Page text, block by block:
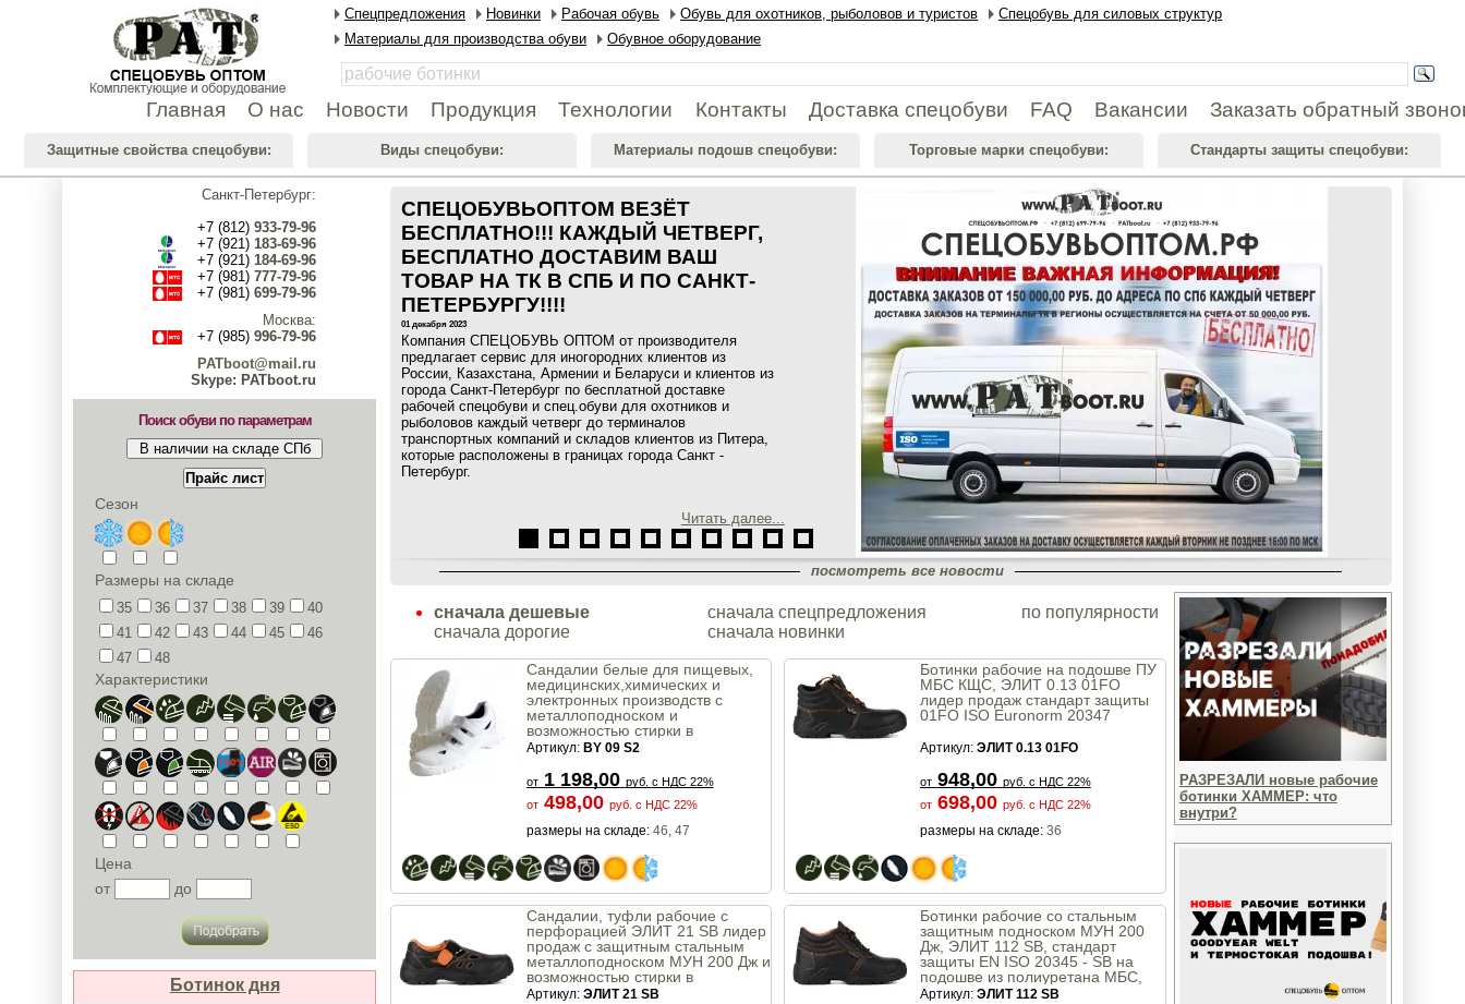
Санкт-Петербург:
+7 (812)933-79-96
+7 (921)183-69-96
+7 (921)184-69-96
+7 (981)777-79-96
+7 (981)699-79-96
Москва:
+7 (985)996-79-96
PATboot@mail.ru
Skype: PATboot.ru
Поиск обуви по параметрам
Сезон
Размеры на складе
35 36 37 38 39
40
41
42 43 44 45
46
47
48
Характеристики
Цена
от
до
Ботинок дня
СПЕЦОБУВЬОПТОМ ВЕЗЁТ
БЕСПЛАТНО!!! КАЖДЫЙ ЧЕТВЕРГ,
БЕСПЛАТНО ДОСТАВИМ ВАШ
ТОВАР НА ТК В СПБ И ПО САНКТ-
ПЕТЕРБУРГУ!!!!
01 декабря 2023
Компания СПЕЦОБУВЬ ОПТОМ от производителя
предлагает сервис для иногородних клиентов из
России, Казахстана, Армении и Беларуси и клиентов из
города Санкт-Петербург по бесплатной доставке
рабочей спецобуви и спец.обуви для охотников и
рыболовов каждый четверг до терминалов
транспортных компаний и складов клиентов из Питера,
которые расположены в границах города Санкт -
Петербург.
Читать далее...
посмотреть все новости
РАЗРЕЗАЛИ новые рабочие
ботинки ХАММЕР: что
внутри?
сначала дешевые сначала спецпредложения
по популярности
сначала дорогие
сначала новинки
Сандалии белые для пищевых,
медицинских,химических и
электронных производств с
металлоподноском и
возможностью стирки в
стиральной машине
Артикул: BY 09 S2
от 1 198,00 руб. с НДС 22%
от 498,00 руб. с НДС 22%
размеры на складе:46, 47
Ботинки рабочие на подошве ПУ
МБС КЩС, ЭЛИТ 0.13 01FO
лидер продаж стандарт защиты
01FO ISO Euronorm 20347
Артикул: ЭЛИТ 0.13 01FO
от 948,00 руб. с НДС 22%
от 698,00 руб. с НДС 22%
размеры на складе:36
Сандалии, туфли рабочие с
перфорацией ЭЛИТ 21 SB лидер
продаж с защитным стальным
металлоподноском МУН 200 Дж и
возможностью стирки в
стиральной машине стандарт
Артикул: ЭЛИТ 21 SB
Ботинки рабочие со стальным
защитным подноском МУН 200
Дж, ЭЛИТ 112 SB, стандарт
защиты EN ISO 20345 - SB на
подошве из полиуретана МБС,
КЩС
Артикул: ЭЛИТ 112 SB
Спецпредложения Новинки Рабочая обувь Обувь для охотников, рыболовов и туристов
Спецобувь для силовых структур
Материалы для производства обуви
Обувное оборудование
Главная О нас Новости Продукция Технологии Контакты Доставка спецобуви FAQ Вакансии Заказать обратный
Защитные свойства спецобуви: Виды спецобуви: Материалы подошв спецобуви: Торговые марки спецобуви: Стандарты защиты спецобуви: